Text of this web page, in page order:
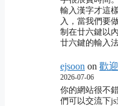
輸入漢字才這
入，當我們要
制在廿六鍵以
廿六鍵的輸入法
ejsoon on 歡
2026-07-06
你的網站很不
們可以交流下js